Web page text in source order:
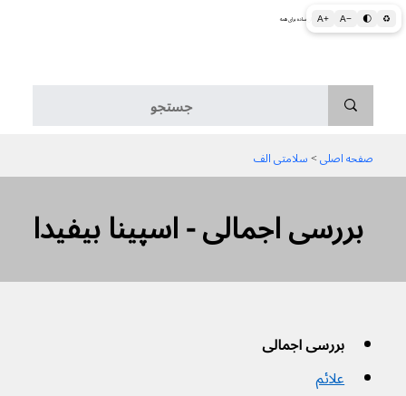
A+ A− 🌓 ♻ اطلاعات پزشکی و بهداشتی به زبان ساده برای همه
صفحه اصلی > سلامتی الف
بررسی اجمالی - اسپینا بیفیدا
بررسی اجمالی
علائم